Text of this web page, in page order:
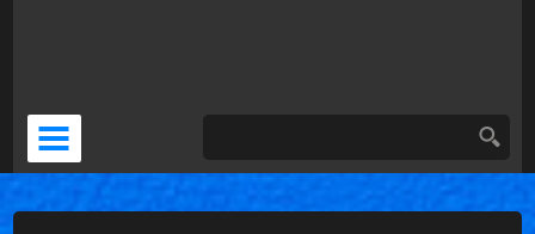
DOČASNÁ NÁHRADA
KERAMICKÁ KORUNKA
VENEERS